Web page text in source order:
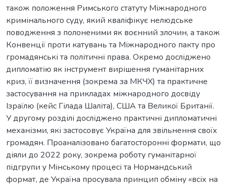
також положення Римського статуту Міжнародного
кримінального суду, який кваліфікує нелюдське
поводження з полоненими як воєнний злочин, а також
Конвенції проти катувань та Міжнародного пакту про
громадянські та політичні права. Окремо досліджено
дипломатію як інструмент вирішення гуманітарних
криз, її визначення (зокрема за МКЧХ) та практичне
застосування на прикладах міжнародного досвіду
Ізраїлю (кейс Гілада Шаліта), США та Великої Британії.
У другому розділі досліджено практичні дипломатичні
механізми, які застосовує Україна для звільнення своїх
громадян. Проаналізовано багатосторонні формати, що
діяли до 2022 року, зокрема роботу гуманітарної
підгрупи у Мінському процесі та Нормандський
формат, де Україна просувала принцип обміну «всіх на